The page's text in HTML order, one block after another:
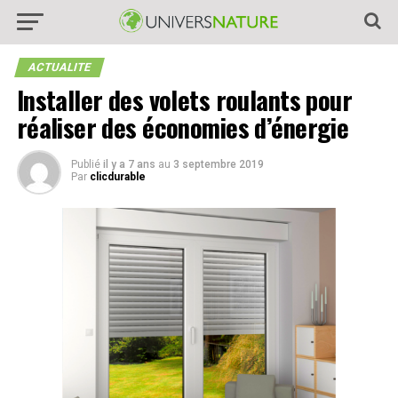
ACTUALITE
Installer des volets roulants pour
réaliser des économies d’énergie
Publié il y a 7 ans au 3 septembre 2019
Par clicdurable